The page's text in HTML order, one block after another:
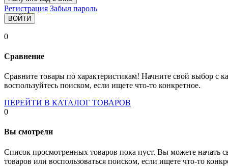
Socket-2066
Socket-775
Socket-fm2
Socket-am4
Socket- intel s1151
Socket- intel s2066
Регистрация Забыл пароль
ВОЙТИ
0
Сравнение
Сравните товары по характеристикам! Начните свой выбор с
воспользуйтесь поиском, если ищете что-то конкретное.
ПЕРЕЙТИ В КАТАЛОГ ТОВАРОВ
0
Вы смотрели
Список просмотренных товаров пока пуст. Вы можете начать
товаров или воспользоваться поиском, если ищете что-то